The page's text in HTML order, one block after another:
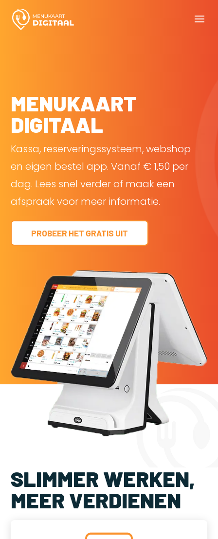
MENUKAART
DIGITAAL
Kassa, reserveringssysteem, webshop
en eigen bestel app. Vanaf € 1,50 per
dag. Lees snel verder of maak een
afspraak voor meer informatie.
PROBEER HET GRATIS UIT
SLIMMER WERKEN,
MEER VERDIENEN